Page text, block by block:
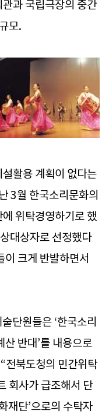
과 국립극장의 중간
모.
활용 계획이 없다는
3월 한국소리문화의
위탁경영하기로 했
대상자로 선정했다
이 크게 반발하면서
단원들은 ‘한국소리
반대’를 내용으로
전북도청의 민간위탁
회사가 급조해서 단
재단’으로의 수탁자